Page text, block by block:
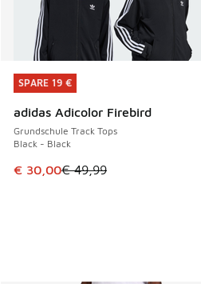
SPARE 19 €
adidas Adicolor Firebird
Grundschule Track Tops
Black - Black
Dieser Artikel ist im Sale. Der
€ 30,00€ 49,99
SPARE 19 €